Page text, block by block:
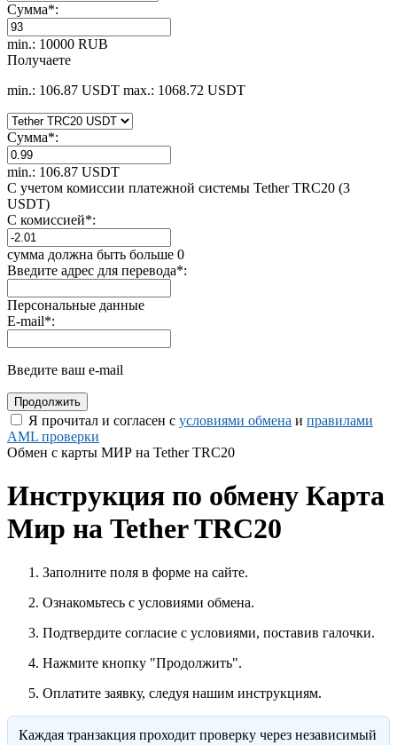
Сумма*:
min.: 10000 RUB
Получаете
min.: 106.87 USDT max.: 1068.72 USDT
Сумма*:
min.: 106.87 USDT
С учетом комиссии платежной системы Tether TRC20 (3
USDT)
С комиссией*:
сумма должна быть больше 0
Введите адрес для перевода*:
Персональные данные
E-mail*:
Введите ваш e-mail
Я прочитал и согласен с условиями обмена и правилами
AML проверки
Обмен с карты МИР на Tether TRC20
Инструкция по обмену Карта
Мир на Tether TRC20
Заполните поля в форме на сайте.
Ознакомьтесь с условиями обмена.
Подтвердите согласие с условиями, поставив галочки.
Нажмите кнопку "Продолжить".
Оплатите заявку, следуя нашим инструкциям.
Каждая транзакция проходит проверку через независимый